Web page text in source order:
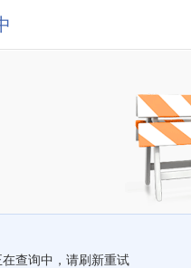
在查询中，请刷新重试